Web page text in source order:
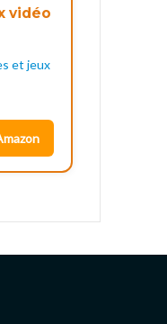
vidéo